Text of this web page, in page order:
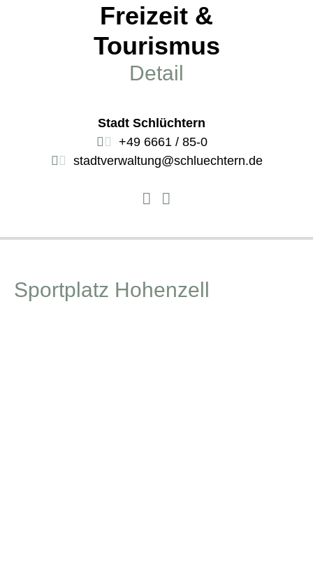
Freizeit &
Tourismus
Detail
Stadt Schlüchtern
+49 6661 / 85-0
stadtverwaltung@schluechtern.de
Sportplatz Hohenzell